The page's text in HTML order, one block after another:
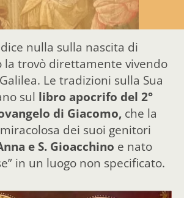
nulla sulla nascita di
la trovò direttamente vivendo
Le tradizioni sulla Sua
sul libro apocrifo del 2°
di Giacomo, che la
dei suoi genitori
e S. Gioacchino e nato
in un luogo non specificato.